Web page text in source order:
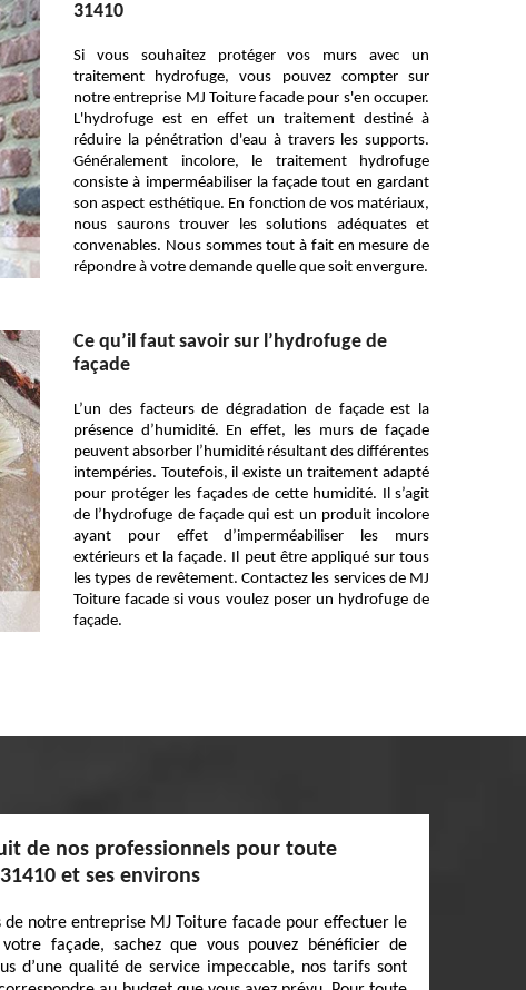
31410
Si vous souhaitez protéger vos murs avec un
traitement hydrofuge, vous pouvez compter sur
notre entreprise MJ Toiture facade pour s'en occuper.
L'hydrofuge est en effet un traitement destiné à
réduire la pénétration d'eau à travers les supports.
Généralement incolore, le traitement hydrofuge
consiste à imperméabiliser la façade tout en gardant
son aspect esthétique. En fonction de vos matériaux,
nous saurons trouver les solutions adéquates et
convenables. Nous sommes tout à fait en mesure de
répondre à votre demande quelle que soit envergure.
Ce qu’il faut savoir sur l’hydrofuge de
façade
L’un des facteurs de dégradation de façade est la
présence d’humidité. En effet, les murs de façade
peuvent absorber l’humidité résultant des différentes
intempéries. Toutefois, il existe un traitement adapté
pour protéger les façades de cette humidité. Il s’agit
de l’hydrofuge de façade qui est un produit incolore
ayant pour effet d’imperméabiliser les murs
extérieurs et la façade. Il peut être appliqué sur tous
les types de revêtement. Contactez les services de MJ
Toiture facade si vous voulez poser un hydrofuge de
façade.
de nos professionnels pour toute
et ses environs
de notre entreprise MJ Toiture facade pour effectuer le
façade, sachez que vous pouvez bénéficier de
d’une qualité de service impeccable, nos tarifs sont